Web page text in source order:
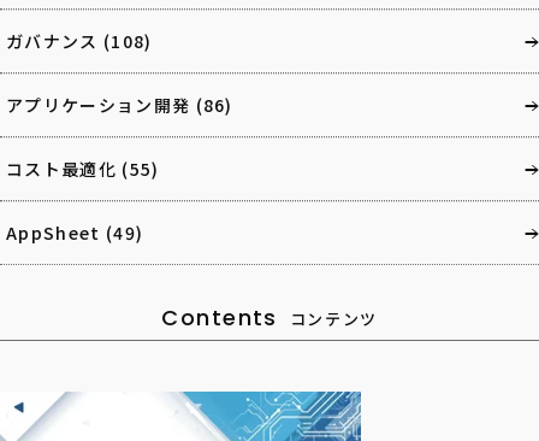
ガバナンス (108)
アプリケーション開発 (86)
コスト最適化 (55)
AppSheet (49)
Contents コンテンツ